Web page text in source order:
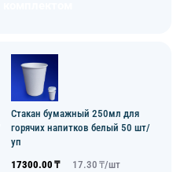
Стакан бумажный 250мл для
горячих напитков белый 50 шт/
уп
17300.00 ₸ 17.30 ₸/шт